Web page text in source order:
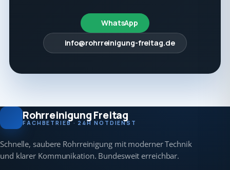
WhatsApp
info@rohrreinigung-freitag.de
Rohrreinigung Freitag
FACHBETRIEB · 24H NOTDIENST
Schnelle, saubere Rohrreinigung mit moderner Technik
und klarer Kommunikation. Bundesweit erreichbar.